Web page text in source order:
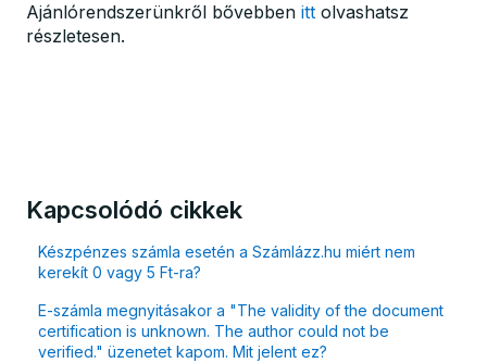
Ajánlórendszerünkről bővebben itt olvashatsz
részletesen.
Kapcsolódó cikkek
Készpénzes számla esetén a Számlázz.hu miért nem
kerekít 0 vagy 5 Ft-ra?
E-számla megnyitásakor a "The validity of the document
certification is unknown. The author could not be
verified." üzenetet kapom. Mit jelent ez?